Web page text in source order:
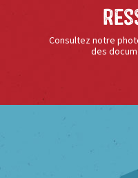
Consultez notre
des